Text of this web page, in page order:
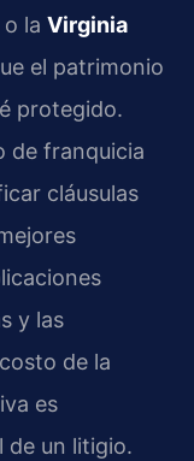
o la Virginia
el patrimonio
protegido.
de franquicia
cláusulas
y las
de la
es
de un litigio.